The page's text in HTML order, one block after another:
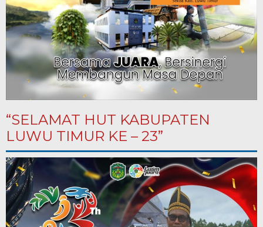
“SELAMAT HUT KABUPATEN
LUWU TIMUR KE – 23”